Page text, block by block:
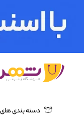
دسته بندی های
لوازم